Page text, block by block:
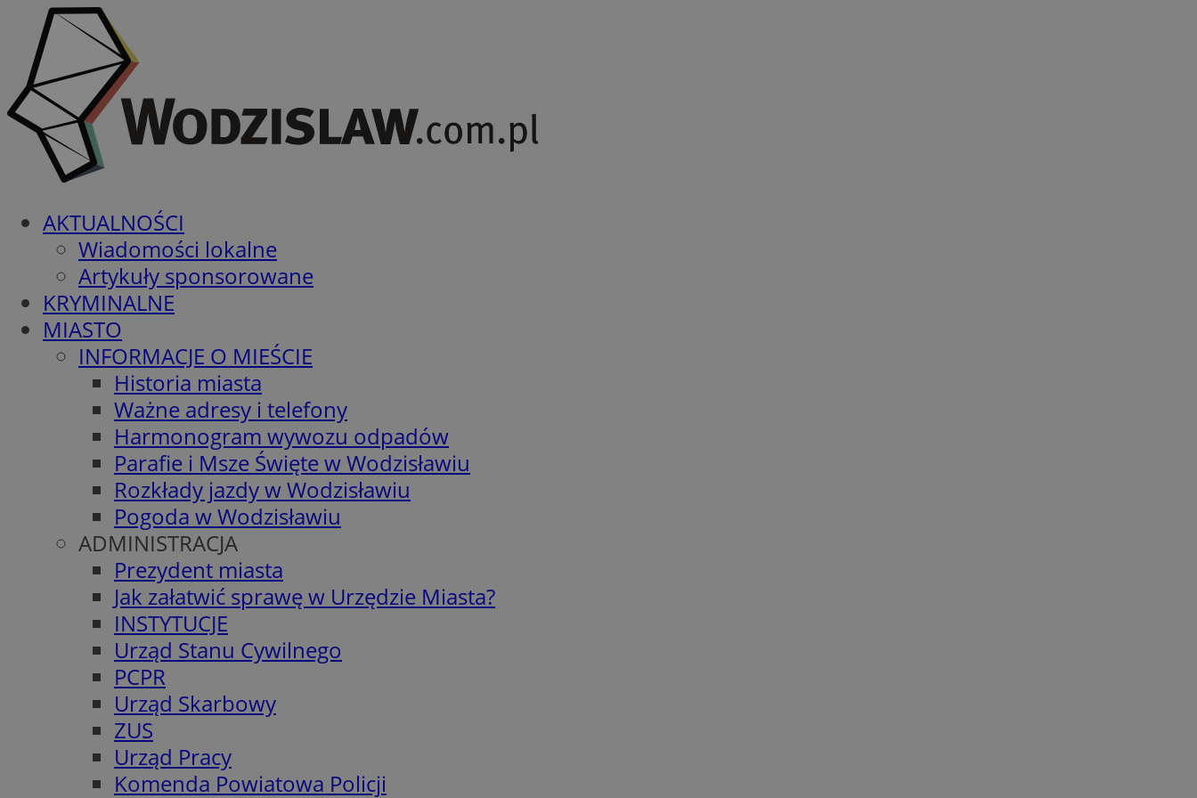
AKTUALNOŚCI
Wiadomości lokalne
Artykuły sponsorowane
KRYMINALNE
MIASTO
INFORMACJE O MIEŚCIE
Historia miasta
Ważne adresy i telefony
Harmonogram wywozu odpadów
Parafie i Msze Święte w Wodzisławiu
Rozkłady jazdy w Wodzisławiu
Pogoda w Wodzisławiu
ADMINISTRACJA
Prezydent miasta
Jak załatwić sprawę w Urzędzie Miasta?
INSTYTUCJE
Urząd Stanu Cywilnego
PCPR
Urząd Skarbowy
ZUS
Urząd Pracy
Komenda Powiatowa Policji